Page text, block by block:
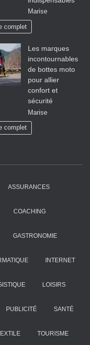
Marise
complet
Les marques
incontournables
de bottes moto
pour allier
confort et
sécurité
Marise
complet
ASSURANCES
COACHING
GASTRONOMIE
INTERNET
LOISIRS
PUBLICITÉ SANTÉ
TOURISME